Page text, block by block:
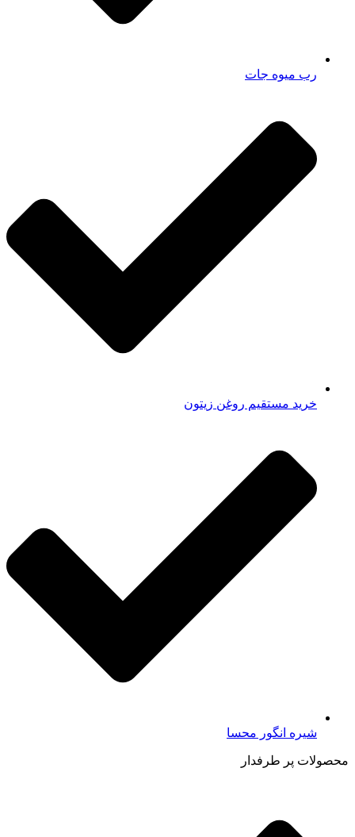
رب میوه جات
خرید مستقیم روغن زیتون
شیره انگور محسا
محصولات پر طرفدار